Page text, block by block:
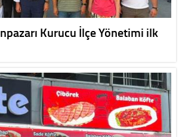
Kurucu İlçe Yönetimi ilk